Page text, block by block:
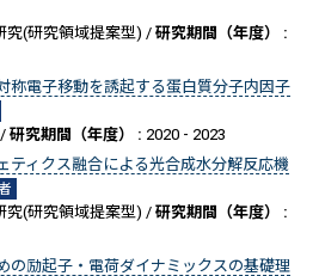
究(研究領域提案型) / 研究期間（年度） :
称電子移動を誘起する蛋白質分子内因子
研究期間（年度） : 2020 - 2023
ティクス融合による光合成水分解反応機
究(研究領域提案型) / 研究期間（年度） :
の励起子・電荷ダイナミックスの基礎理